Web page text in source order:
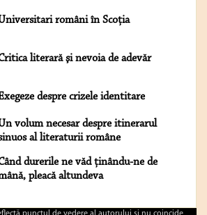
români în Scoţia
literară şi nevoia de adevăr
despre crizele identitare
volum necesar despre itinerarul
al literaturii române
durerile ne văd ținându-ne de
pleacă altundeva